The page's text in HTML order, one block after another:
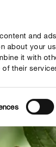
and
about your
it with
of their
Thèmes